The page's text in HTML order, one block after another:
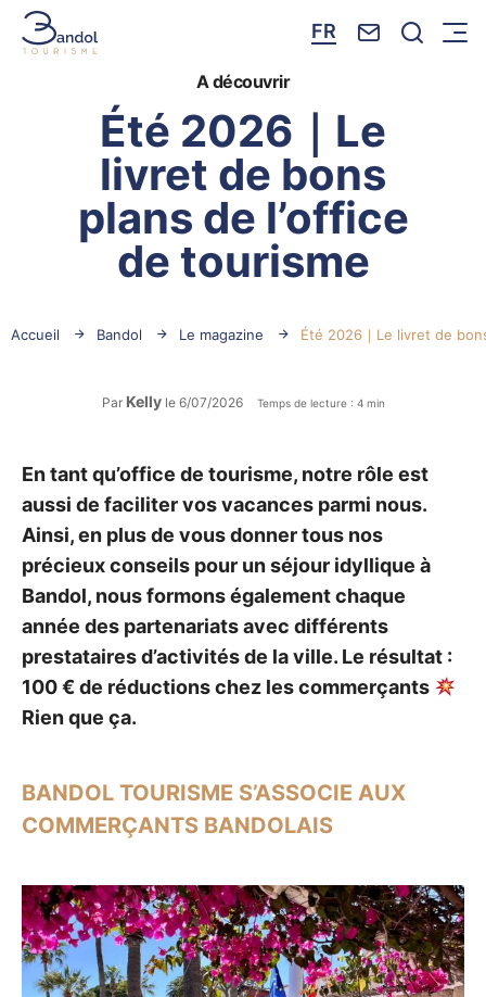
FR Nous Je
Menu
A découvrir
Été 2026｜Le
livret de bons
plans de l’office
de tourisme
Accueil Bandol Le magazine Été 2026｜Le livret de
Par Kellyle 6/07/2026 Temps de lecture : 4 min
En tant qu’office de tourisme, notre rôle est
aussi de faciliter vos vacances parmi nous.
Ainsi, en plus de vous donner tous nos
précieux conseils pour un séjour idyllique à
Bandol, nous formons également chaque
année des partenariats avec différents
prestataires d’activités de la ville. Le résultat :
100 € de réductions chez les commerçants
Rien que ça.
BANDOL TOURISME S’ASSOCIE AUX
COMMERÇANTS BANDOLAIS